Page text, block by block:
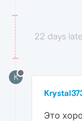
22 days
K
Это